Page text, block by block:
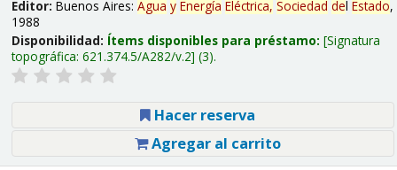
Editor: Buenos Aires: Agua y Energía Eléctrica, Sociedad del Estado,
1988
Disponibilidad: Ítems disponibles para préstamo: Signatura
topográfica: 621.374.5/A282/v.2 (3).
Hacer reserva
Agregar al carrito